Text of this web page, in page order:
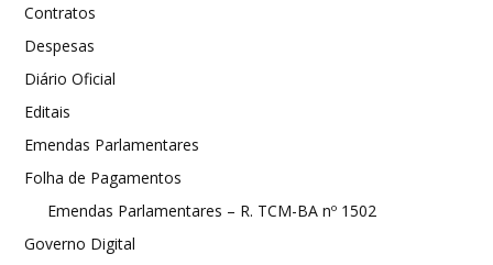
Contratos
Despesas
Diário Oficial
Editais
Emendas Parlamentares
Folha de Pagamentos
Emendas Parlamentares – R. TCM-BA nº 1502
Governo Digital